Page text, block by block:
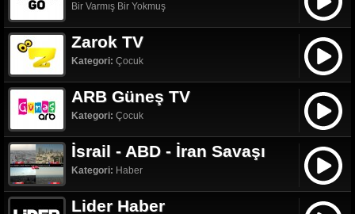
Bir Varmış Bir Yokmuş
Zarok TV
Kategori: Çocuk
ARB Güneş TV
Kategori: Çocuk
İsrail - ABD - İran Savaşı
Kategori: Haber
Lider Haber